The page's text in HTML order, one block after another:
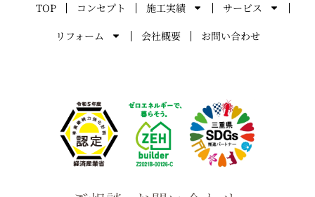
TOP コンセプト 施工実績
サービス
リフォーム
会社概要 お問い合わせ